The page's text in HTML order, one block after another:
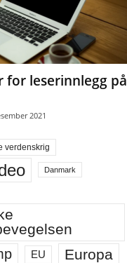
for leserinnlegg på
2021
verdenskrig
Danmark
EU Europa